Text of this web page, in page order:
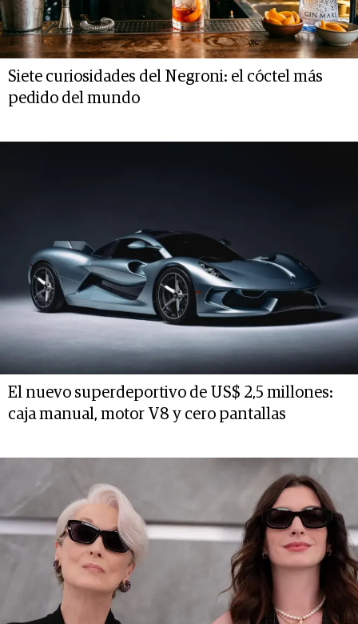
Siete curiosidades del Negroni: el cóctel más
pedido del mundo
El nuevo superdeportivo de US$ 2,5 millones:
caja manual, motor V8 y cero pantallas